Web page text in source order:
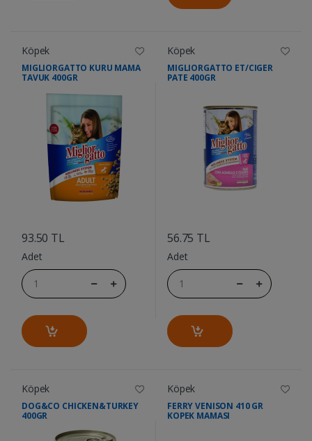
Köpek
MIGLIORGATTO KURU MAMA
TAVUK 400GR
93.50 TL
Adet
Köpek
MIGLIORGATTO ET/CIGER
PATE 400GR
56.75 TL
Adet
Köpek
DOG&CO CHICKEN&TURKEY
400GR
Köpek
FERRY VENISON 410 GR
KOPEK MAMASI